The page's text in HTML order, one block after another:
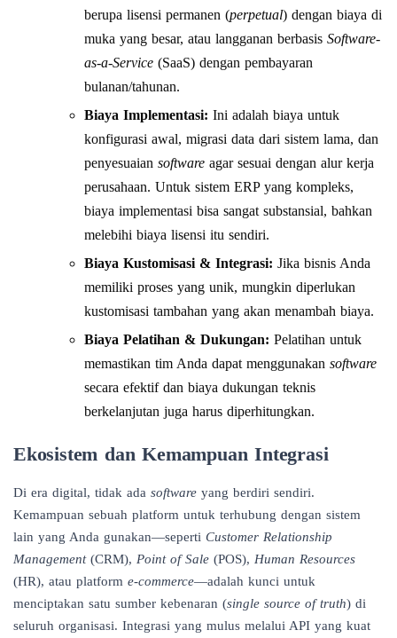
berupa lisensi permanen (perpetual) dengan biaya di
muka yang besar, atau langganan berbasis Software-
as-a-Service (SaaS) dengan pembayaran
bulanan/tahunan.
Biaya Implementasi: Ini adalah biaya untuk
konfigurasi awal, migrasi data dari sistem lama, dan
penyesuaian software agar sesuai dengan alur kerja
perusahaan. Untuk sistem ERP yang kompleks,
biaya implementasi bisa sangat substansial, bahkan
melebihi biaya lisensi itu sendiri.
Biaya Kustomisasi & Integrasi: Jika bisnis Anda
memiliki proses yang unik, mungkin diperlukan
kustomisasi tambahan yang akan menambah biaya.
Biaya Pelatihan & Dukungan: Pelatihan untuk
memastikan tim Anda dapat menggunakan software
secara efektif dan biaya dukungan teknis
berkelanjutan juga harus diperhitungkan.
Ekosistem dan Kemampuan Integrasi
Di era digital, tidak ada software yang berdiri sendiri.
Kemampuan sebuah platform untuk terhubung dengan sistem
lain yang Anda gunakan—seperti Customer Relationship
Management(CRM), Point of Sale (POS), Human Resources
(HR), atau platform e-commerce—adalah kunci untuk
menciptakan satu sumber kebenaran (single source of truth) di
seluruh organisasi. Integrasi yang mulus melalui API yang kuat